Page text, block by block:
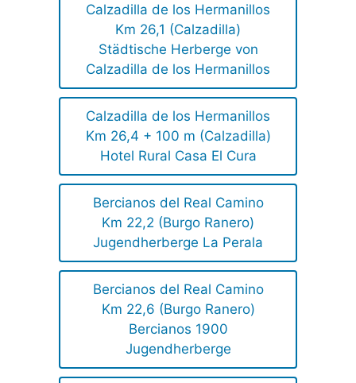
Calzadilla de los Hermanillos
Km 26,1 (Calzadilla)
Städtische Herberge von
Calzadilla de los Hermanillos
Calzadilla de los Hermanillos
Km 26,4 + 100 m (Calzadilla)
Hotel Rural Casa El Cura
Bercianos del Real Camino
Km 22,2 (Burgo Ranero)
Jugendherberge La Perala
Bercianos del Real Camino
Km 22,6 (Burgo Ranero)
Bercianos 1900
Jugendherberge